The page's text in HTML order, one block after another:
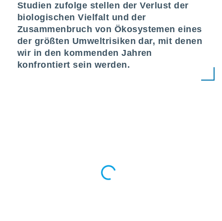
der
Studien zufolge stellen der Verlust der
biologischen Vielfalt und der
Zusammenbruch von Ökosystemen eines
der größten Umweltrisiken dar, mit denen
wir in den kommenden Jahren
konfrontiert sein werden.